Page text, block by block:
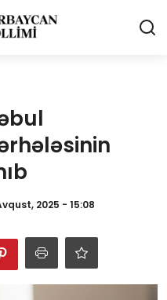
2025 - 15:08